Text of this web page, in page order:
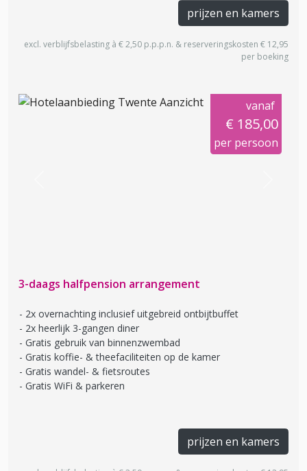
prijzen en kamers
excl. verblijfsbelasting à € 2,50 p.p.p.n. & reserveringskosten € 12,95
per boeking
vanaf
€ 185,00
per persoon
3-daags halfpension arrangement
2x overnachting inclusief uitgebreid ontbijtbuffet
2x heerlijk 3-gangen diner
Gratis gebruik van binnenzwembad
Gratis koffie- & theefaciliteiten op de kamer
Gratis wandel- & fietsroutes
Gratis WiFi & parkeren
prijzen en kamers